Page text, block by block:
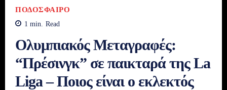
ΠΟΔΌΣΦΑΙΡΟ
1 min. Read
Ολυμπιακός Μεταγραφές:
“Πρέσινγκ” σε παικταρά της La
Liga – Ποιος είναι ο εκλεκτός